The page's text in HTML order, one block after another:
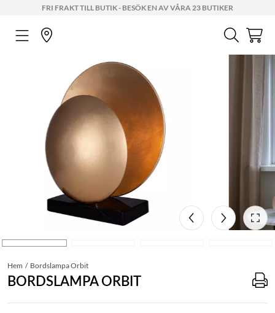
FRI FRAKT TILL BUTIK - BESÖK EN AV VÅRA 23 BUTIKER
Hem Bordslampa Orbit
BORDSLAMPA ORBIT